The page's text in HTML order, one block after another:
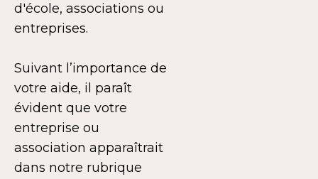
d'école, associations ou
entreprises.
Suivant l’importance de
votre aide, il paraît
évident que votre
entreprise ou
association apparaîtrait
dans notre rubrique